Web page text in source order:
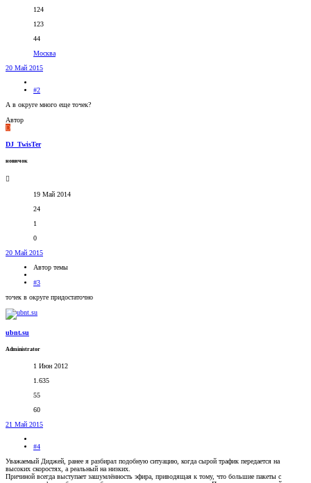
124
123
44
Москва
20 Май 2015
#2
А в округе много еще точек?
Автор
D
DJ_TwisTer
новичок
19 Май 2014
24
1
0
20 Май 2015
Автор темы
#3
точек в округе придостаточно
ubnt.su
Administrator
1 Июн 2012
1.635
55
60
21 Май 2015
#4
Уважаемый Диджей, ранее я разбирал подобную ситуацию, когда сырой трафик передается на
высоких скоростях, а реальный на низких.
Причиной всегда выступает зашумлённость эфира, приводящая к тому, что большие пакеты с